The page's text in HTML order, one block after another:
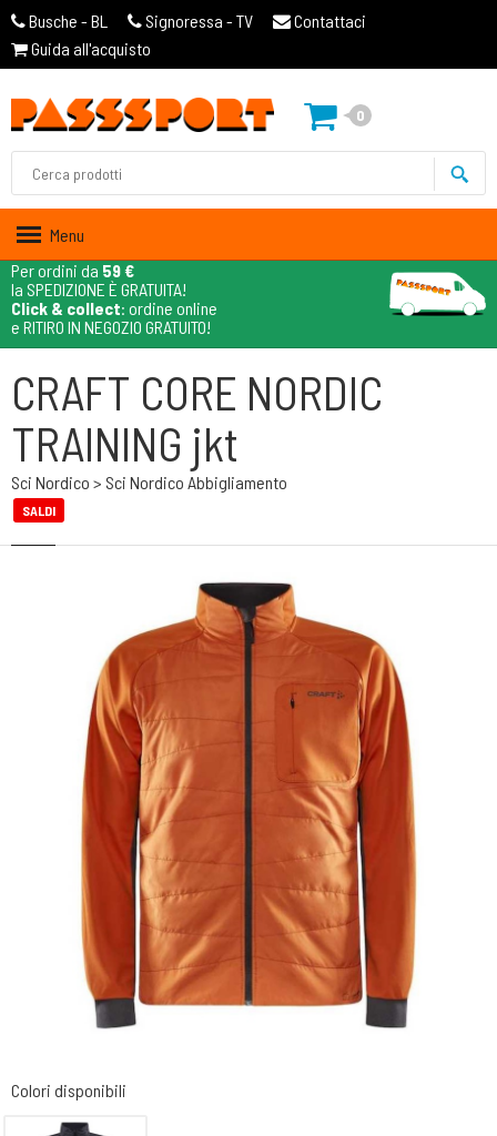
Busche - BL Signoressa - TV
Contattaci
Guida all'acquisto
0
Menu
Per ordini da 59 €
la SPEDIZIONE È GRATUITA!
Click & collect: ordine online
e RITIRO IN NEGOZIO GRATUITO!
CRAFT CORE NORDIC
TRAINING jkt
Sci Nordico > Sci Nordico Abbigliamento
SALDI
Colori disponibili